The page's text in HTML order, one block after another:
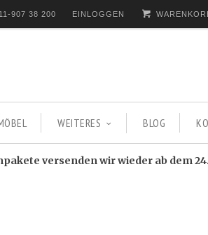
907 38 200 EINLOGGEN
WEITERES BLOG
versenden wir wieder ab dem